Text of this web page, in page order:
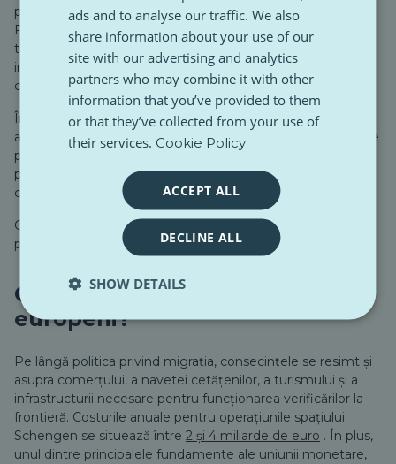
protejare a frontierei cu Belarus. Cancelarul german
Friedrich Merz și-a exprimat îngrijorarea cu privire la
traficanții de migranți. Potrivit
POLITICO
, miniștrii de
interne ai celor două țări discută despre organizarea unor
controale comune.
În Slovenia și Italia, motivele sunt nivelul ridicat de
amenințări teroriste și crimă organizată, inclusiv migrația de
pe ruta Balcanilor de Vest, amenințări hibride din Rusia,
printre alte motive. Restul notificărilor actuale privind
controalele la frontieră pot fi găsite aici
Controlul la frontieră poate fi prelungit cu 30 de zile, însă
perioada totală nu poate fi depășită la 6 luni.
Ce înseamnă asta pentru
europeni?
Pe lângă politica privind migrația, consecințele se resimt și
asupra comerțului, a navetei cetățenilor, a turismului și a
infrastructurii necesare pentru funcționarea verificărilor la
frontieră. Costurile anuale pentru operațiunile spațiului
Schengen se situează între 2 și 4 miliarde de euro . În plus,
unul dintre principalele fundamente ale uniunii monetare,
ads and to analyse our traffic. We also
share information about your use of our
site with our advertising and analytics
partners who may combine it with other
information that you’ve provided to them
or that they’ve collected from your use of
their services. Cookie Policy
ACCEPT ALL
DECLINE ALL
SHOW DETAILS